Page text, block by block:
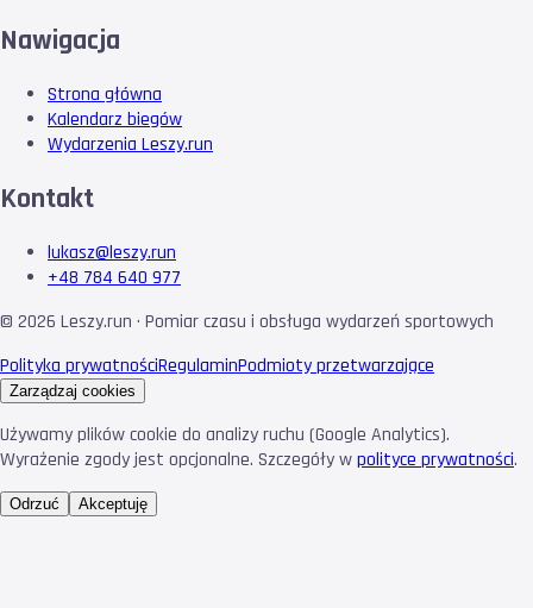
Nawigacja
Strona główna
Kalendarz biegów
Wydarzenia Leszy.run
Kontakt
lukasz@leszy.run
+48 784 640 977
© 2026 Leszy.run · Pomiar czasu i obsługa wydarzeń sportowych
Polityka prywatnościRegulaminPodmioty przetwarzające
Zarządzaj cookies
Używamy plików cookie do analizy ruchu (Google Analytics).
Wyrażenie zgody jest opcjonalne. Szczegóły wpolityce prywatności.
Odrzuć Akceptuję